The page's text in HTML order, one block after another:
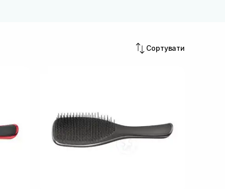
Сортувати